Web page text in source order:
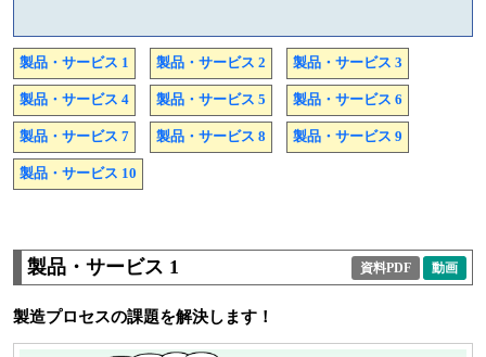
製品・サービス 1 製品・サービス 2 製品・サービス 3
製品・サービス 4 製品・サービス 5 製品・サービス 6
製品・サービス 7 製品・サービス 8 製品・サービス 9
製品・サービス 10
製品・サービス 1 動画
資料PDF
製造プロセスの課題を解決します！